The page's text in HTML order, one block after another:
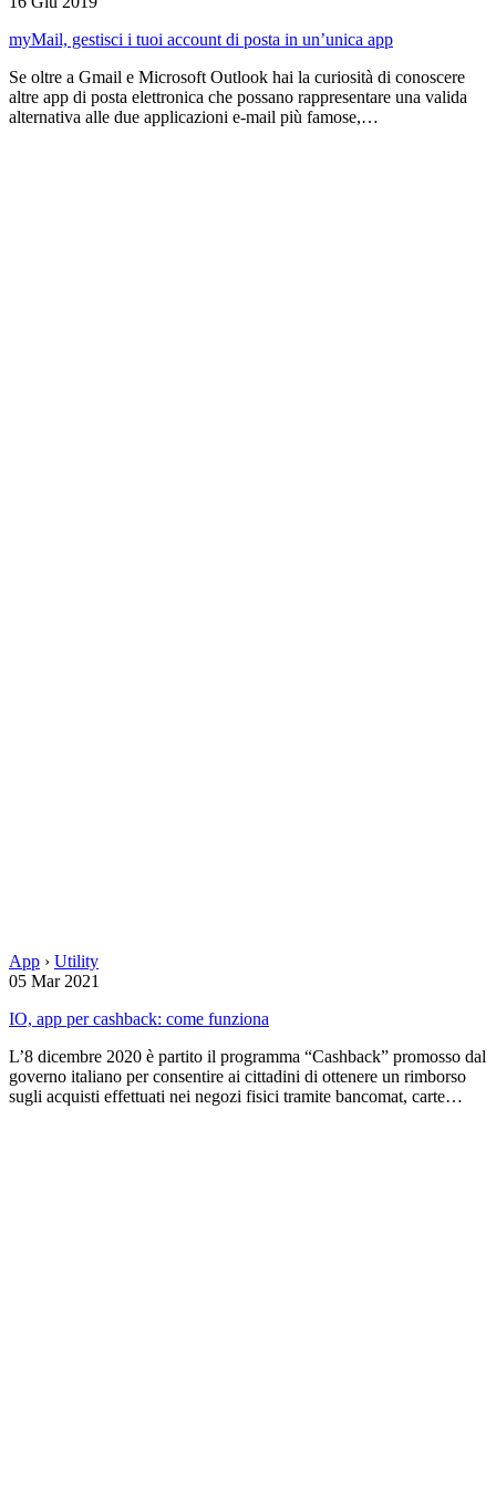
myMail, gestisci i tuoi account di posta in un’unica app
Se oltre a Gmail e Microsoft Outlook hai la curiosità di conoscere
altre app di posta elettronica che possano rappresentare una valida
alternativa alle due applicazioni e-mail più famose,…
App › Utility
05 Mar 2021
IO, app per cashback: come funziona
L’8 dicembre 2020 è partito il programma “Cashback” promosso dal
governo italiano per consentire ai cittadini di ottenere un rimborso
sugli acquisti effettuati nei negozi fisici tramite bancomat, carte…